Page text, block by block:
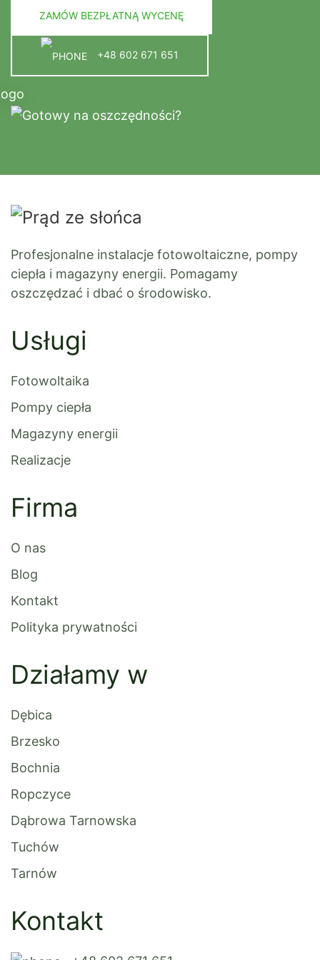
ZAMÓW BEZPŁATNĄ WYCENĘ
+48 602 671 651
Profesjonalne instalacje fotowoltaiczne, pompy
ciepła i magazyny energii. Pomagamy
oszczędzać i dbać o środowisko.
Usługi
Fotowoltaika
Pompy ciepła
Magazyny energii
Realizacje
Firma
O nas
Blog
Kontakt
Polityka prywatności
Działamy w
Dębica
Brzesko
Bochnia
Ropczyce
Dąbrowa Tarnowska
Tuchów
Tarnów
Kontakt